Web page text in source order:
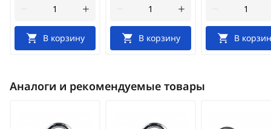
В корзину В корзину В
Аналоги и рекомендуемые товары